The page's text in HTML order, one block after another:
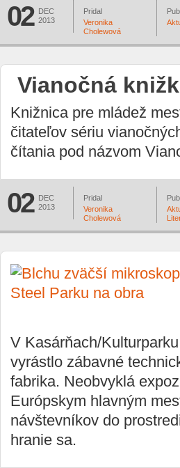
02
DEC
2013
Pridal
Veronika
Cholewová
Vianočná
Knižnica pre mládež
čitateľov sériu
čítania pod názvom
02
DEC
2013
Pridal
Veronika
Cholewová
V Kasárňach/
vyrástlo zábavné
fabrika. Neobvyklá
Európskym hlavným
návštevníkov do
hranie sa.